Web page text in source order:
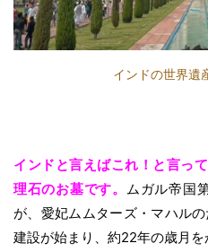
インドの世界遺
インドと言えばこれ！と言っ
理石のお墓です。 ムガル帝国
が、愛妃ムムターズ・マハル
建設が始まり、約22年の歳月を